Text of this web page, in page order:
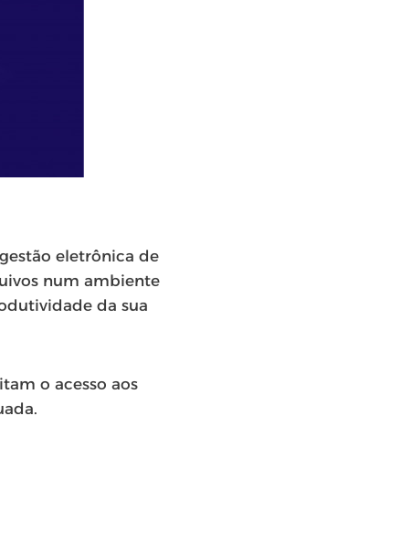
eletrônica de
num ambiente
da sua
o acesso aos